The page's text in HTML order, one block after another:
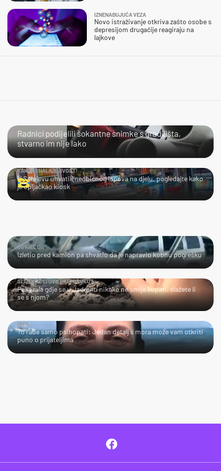
IZNENAĐUJUĆA VEZA
Novo istraživanje otkriva zašto osobe s
depresijom drugačije reagiraju na
lajkove
Radnici podijelili šokantne snimke s gradilišta,
stvarno im nije lako
KAKVA SNALAŽLJIVOST!
U Sarajevu uhvatili neobičnog lopova na djelu, pogledajte kako
je opljačkao kiosk
ČOVJEČE...
Izletio pred kamion pa shvatio da je napravio kobnu pogrešku
SLIJEDITE LI OVU PREPORUKU?
Pokazala gdje se u Jadranu nikako ne smije kupati, slažete li
se s njom?
HMM…
To rade samo psihopati: Jedan detalj s mora može vam otkriti
puno o prijateljima